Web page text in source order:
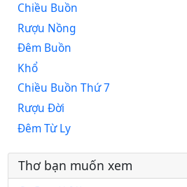
Chiều Buồn
Rượu Nồng
Đêm Buồn
Khổ
Chiều Buồn Thứ 7
Rượu Đời
Đêm Từ Ly
Thơ bạn muốn xem